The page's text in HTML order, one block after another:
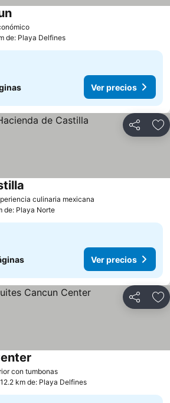
de: Playa Delfines
Ver precios
Compartir
culinaria mexicana
de: Playa Norte
Ver precios
Compartir
con tumbonas
km de: Playa Delfines